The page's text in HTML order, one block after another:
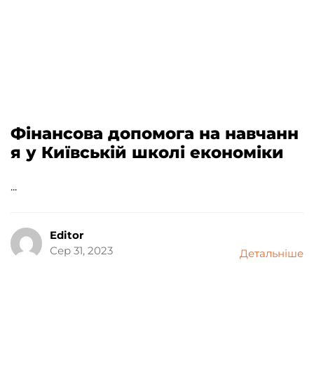
Фінансова допомога на навчанн
я у Київській школі економіки
...
Editor
Сер 31, 2023
Детальніше